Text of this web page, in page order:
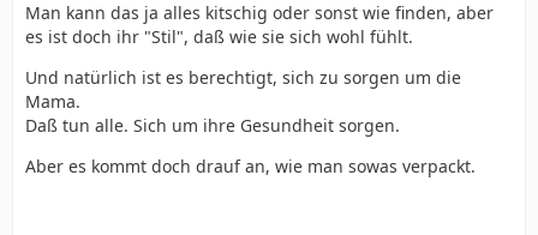
Man kann das ja alles kitschig oder sonst wie finden, aber
es ist doch ihr "Stil", daß wie sie sich wohl fühlt.
Und natürlich ist es berechtigt, sich zu sorgen um die
Mama.
Daß tun alle. Sich um ihre Gesundheit sorgen.
Aber es kommt doch drauf an, wie man sowas verpackt.